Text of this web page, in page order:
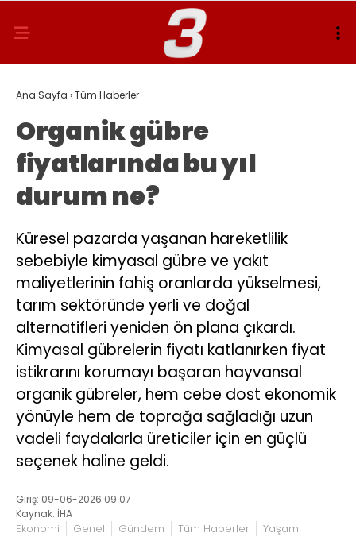
Ana Sayfa ›Tüm Haberler
Organik gübre
fiyatlarında bu yıl
durum ne?
Küresel pazarda yaşanan hareketlilik
sebebiyle kimyasal gübre ve yakıt
maliyetlerinin fahiş oranlarda yükselmesi,
tarım sektöründe yerli ve doğal
alternatifleri yeniden ön plana çıkardı.
Kimyasal gübrelerin fiyatı katlanırken fiyat
istikrarını korumayı başaran hayvansal
organik gübreler, hem cebe dost ekonomik
yönüyle hem de toprağa sağladığı uzun
vadeli faydalarla üreticiler için en güçlü
seçenek haline geldi.
Giriş: 09-06-2026 09:07
Kaynak: İHA
Ekonomi Genel Gündem Tüm Haberler Yaşam